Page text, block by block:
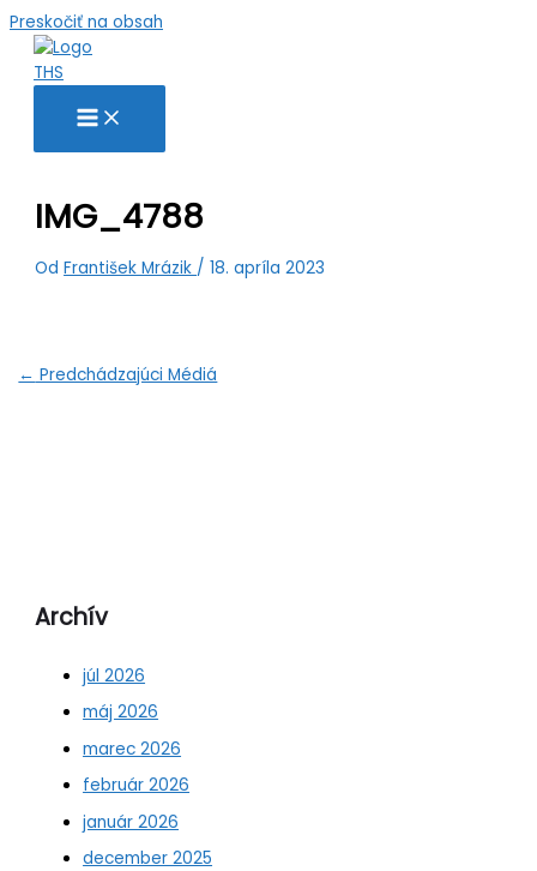
Preskočiť na obsah
IMG_4788
Od František Mrázik /18. apríla 2023
← Predchádzajúci Médiá
Archív
júl 2026
máj 2026
marec 2026
február 2026
január 2026
december 2025